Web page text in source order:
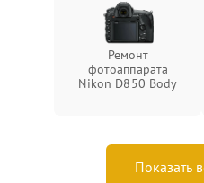
Ремонт
фотоаппарата
Nikon D850 Body
Показать